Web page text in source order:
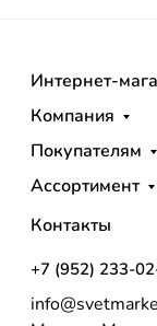
Интернет-
Компания
Покупателям
Ассортимент
Контакты
+7 (952) 233-